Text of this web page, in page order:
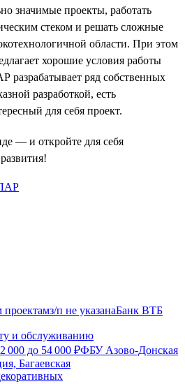
значимые проекты, работать
стеком и решать сложные
области. При этом
хорошие условия работы
разрабатывает ряд собственных
разработкой, есть
для себя проект.
— и откройте для себя
проектамз/п не указанаБанк ВТБ
и обслуживанию
000 до 54 000 ₽ФБУ Азово-Донская
Багаевская